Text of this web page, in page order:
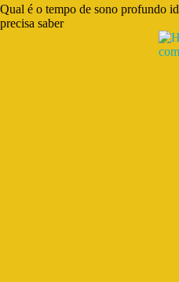
Qual é o tempo de sono profundo
precisa saber